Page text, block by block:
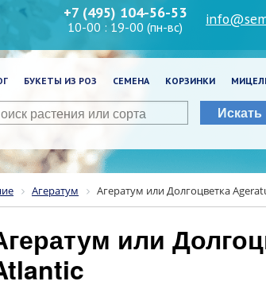
+7 (495) 104-56-53
10-00 : 19-00 (пн-вс)
БУКЕТЫ ИЗ РОЗ СЕМЕНА КОРЗИНКИ
Искать
Агератум Агератум или Долгоцветка
Ageratum